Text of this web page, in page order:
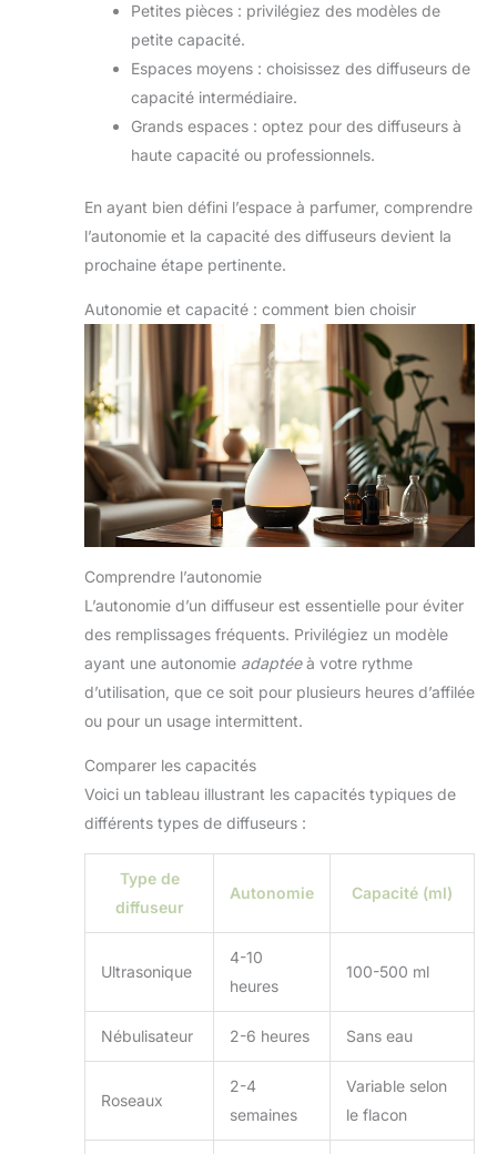
Petites pièces : privilégiez des modèles de
petite capacité.
Espaces moyens : choisissez des diffuseurs de
capacité intermédiaire.
Grands espaces : optez pour des diffuseurs à
haute capacité ou professionnels.
En ayant bien défini l’espace à parfumer, comprendre
l’autonomie et la capacité des diffuseurs devient la
prochaine étape pertinente.
Autonomie et capacité : comment bien choisir
Comprendre l’autonomie
L’autonomie d’un diffuseur est essentielle pour éviter
des remplissages fréquents. Privilégiez un modèle
ayant une autonomie adaptéeà votre rythme
d’utilisation, que ce soit pour plusieurs heures d’affilée
ou pour un usage intermittent.
Comparer les capacités
Voici un tableau illustrant les capacités typiques de
différents types de diffuseurs :
Type de
diffuseur
Autonomie Capacité (ml)
Ultrasonique
4-10
heures
100-500 ml
Nébulisateur 2-6 heures Sans eau
Roseaux
2-4
semaines
Variable selon
le flacon